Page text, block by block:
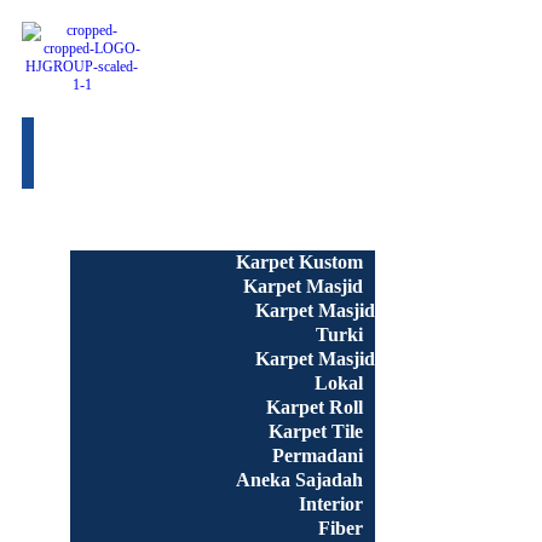
Karpet Kustom
Karpet Masjid
Karpet Masjid
Turki
Karpet Masjid
Lokal
Karpet Roll
Karpet Tile
Permadani
Aneka Sajadah
Interior
Fiber